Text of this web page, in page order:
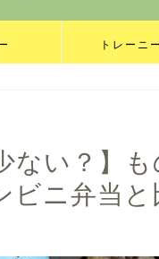
トレーニ
ない？】も
ビニ弁当と